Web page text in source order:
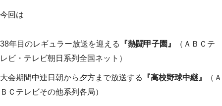
今回は
38年目のレギュラー放送を迎える 『熱闘甲子園』
（ＡＢＣテ
レビ・テレビ朝日系列全国ネット）
大会期間中連日朝から夕方まで放送する 『高校野球中継』
（Ａ
ＢＣテレビその他系列各局）